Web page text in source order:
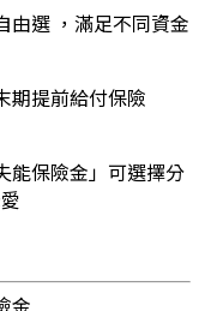
由選 ，滿足不同資金
期提前給付保險
能保險金」可選擇分